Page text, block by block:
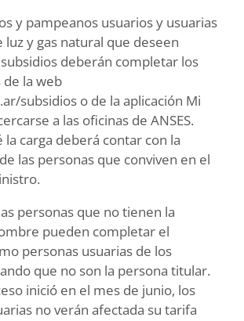
y pampeanos usuarios y usuarias
luz y gas natural que deseen
deberán completar los
de la web
subsidios o de la aplicación Mi
a las oficinas de ANSES.
carga deberá contar con la
las personas que conviven en el
personas que no tienen la
pueden completar el
personas usuarias de los
que no son la persona titular.
inició en el mes de junio, los
no verán afectada su tarifa